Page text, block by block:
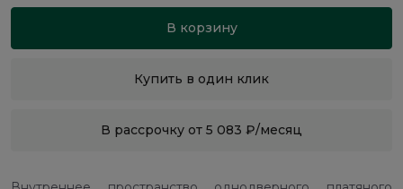
В корзину
Купить в один клик
В рассрочку от 5 083 ₽/месяц